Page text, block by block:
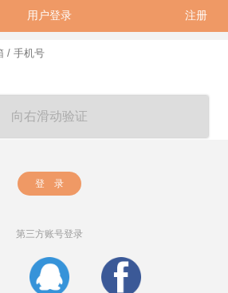
用户登录 注册
向右滑动验证
登 录
第三方账号登录